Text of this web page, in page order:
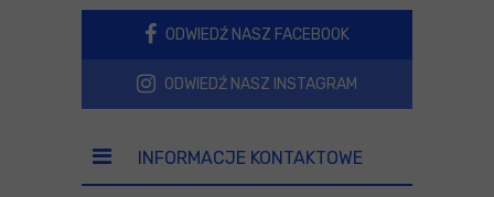
ODWIEDŹ NASZ FACEBOOK
ODWIEDŹ NASZ INSTAGRAM
INFORMACJE KONTAKTOWE